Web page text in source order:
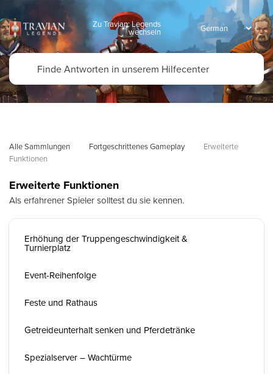
Zu Travian: Legends
wechseln
Alle Sammlungen Fortgeschrittenes Gameplay
Erweiterte
Funktionen
Erweiterte Funktionen
Als erfahrener Spieler solltest du sie kennen.
Erhöhung der Truppengeschwindigkeit &
Turnierplatz
Event-Reihenfolge
Feste und Rathaus
Getreideunterhalt senken und Pferdetränke
Spezialserver – Wachtürme